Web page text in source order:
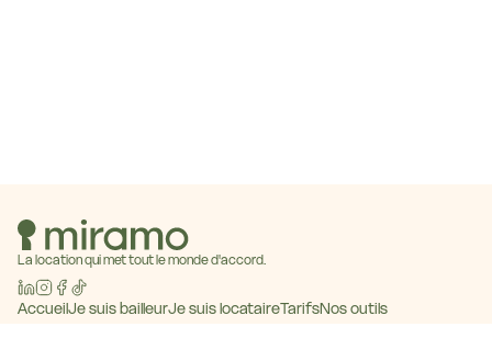
La location qui met tout le monde d'accord.
AccueilJe suis bailleurJe suis locataireTarifsNos outils